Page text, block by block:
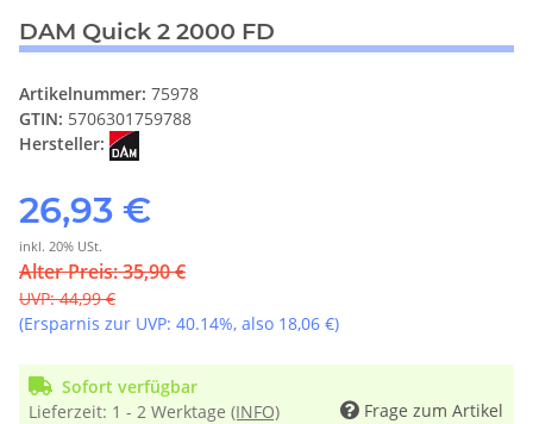
DAM Quick 2 2000 FD
Artikelnummer: 75978
GTIN: 5706301759788
Hersteller:
26,93 €
inkl. 20% USt.
Alter Preis: 35,90 €
UVP:44,99 €
(Ersparnis zur UVP: 40.14%, also 18,06 €)
Sofort verfügbar
Lieferzeit: 1 - 2 Werktage (INFO) Frage zum Artikel